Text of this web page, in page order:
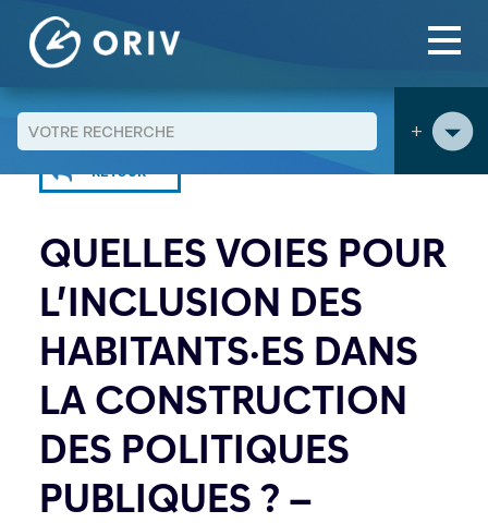
Aller au contenu
+
Agenda >
RETOUR
QUELLES VOIES POUR
L’INCLUSION DES
HABITANTS·ES DANS
LA CONSTRUCTION
DES POLITIQUES
PUBLIQUES ? –
Panneau de gestion des cookies